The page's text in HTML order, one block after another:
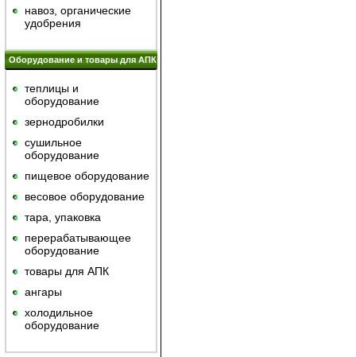
навоз, органические
удобрения
Оборудование и товары для АПК
теплицы и
оборудование
зернодробилки
сушильное
оборудование
пищевое оборудование
весовое оборудование
тара, упаковка
перерабатывающее
оборудование
товары для АПК
ангары
холодильное
оборудование